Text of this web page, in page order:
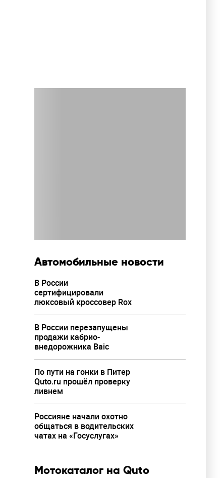
Автомобильные новости
В России
сертифицировали
люксовый кроссовер Rox
В России перезапущены
продажи кабрио-
внедорожника Baic
По пути на гонки в Питер
Quto.ru прошёл проверку
ливнем
Россияне начали охотно
общаться в водительских
чатах на «Госуслугах»
Мотокаталог на Quto